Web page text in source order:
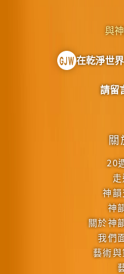
關
20
神
神
關於神
我們
藝術
與
在乾淨世
請留